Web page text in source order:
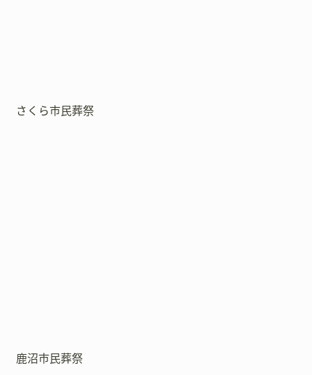
さくら市民葬祭
鹿沼市民葬祭